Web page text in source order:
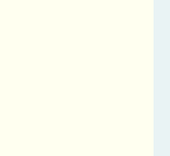
بهره گیری
معاونت توسعه
استراتژی اعطای
استخدامی اخیر را
گامی بلند به سوی